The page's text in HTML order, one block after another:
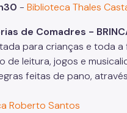
- Biblioteca Thales
de Comadres -
para crianças e toda
de leitura, jogos e
feitas de pano,
Roberto Santos